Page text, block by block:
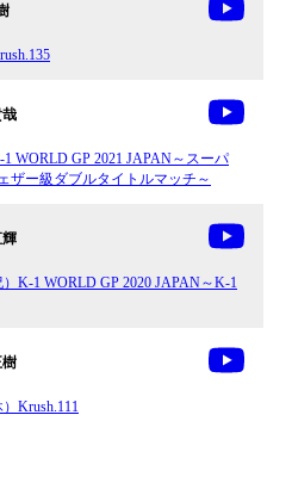
哉
WORLD GP 2021 JAPAN～スーパ
ザー級ダブルタイトルマッチ～
輝
K-1 WORLD GP 2020 JAPAN～K-1
樹
Krush.111